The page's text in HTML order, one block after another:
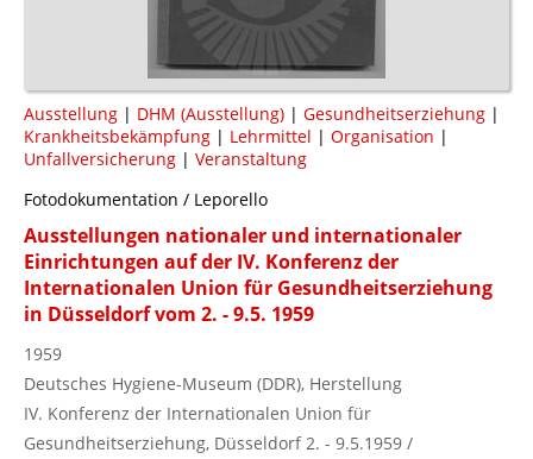
Ausstellung | DHM (Ausstellung) | Gesundheitserziehung |
Krankheitsbekämpfung | Lehrmittel | Organisation |
Unfallversicherung | Veranstaltung
Fotodokumentation / Leporello
Ausstellungen nationaler und internationaler
Einrichtungen auf der IV. Konferenz der
Internationalen Union für Gesundheitserziehung
in Düsseldorf vom 2. - 9.5. 1959
1959
Deutsches Hygiene-Museum (DDR), Herstellung
IV. Konferenz der Internationalen Union für
Gesundheitserziehung, Düsseldorf 2. - 9.5.1959 /